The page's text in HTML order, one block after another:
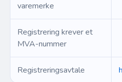
varemerke
Registrering krever et
MVA-nummer
Registreringsavtale